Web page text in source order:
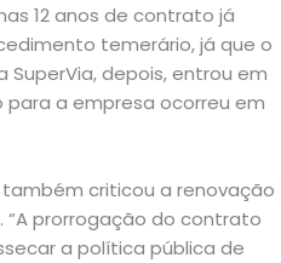
12 anos de contrato já
temerário, já que o
depois, entrou em
para a empresa ocorreu em
também criticou a renovação
prorrogação do contrato
a política pública de